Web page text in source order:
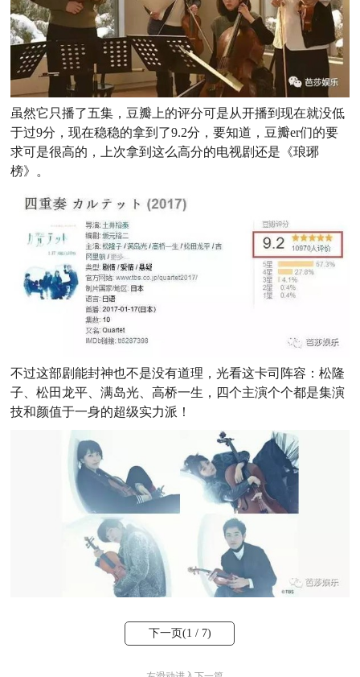
虽然它只播了五集，豆瓣上的评分可是从开播到现在就没低
于过9分，现在稳稳的拿到了9.2分，要知道，豆瓣er们的要
求可是很高的，上次拿到这么高分的电视剧还是《琅琊
榜》。
不过这部剧能封神也不是没有道理，光看这卡司阵容：松隆
子、松田龙平、满岛光、高桥一生，四个主演个个都是集演
技和颜值于一身的超级实力派！
下一页(1 / 7)